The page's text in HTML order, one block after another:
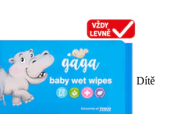
Dítě